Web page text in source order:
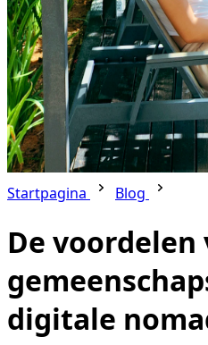
Startpagina Blog
De voordelen
digitale